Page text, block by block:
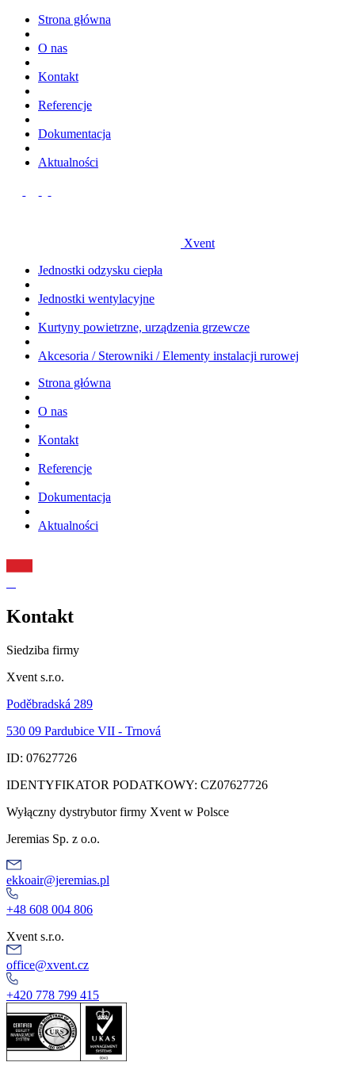
Strona główna
O nas
Kontakt
Referencje
Dokumentacja
Aktualności
Xvent
Jednostki odzysku ciepła
Jednostki wentylacyjne
Kurtyny powietrzne, urządzenia grzewcze
Akcesoria / Sterowniki / Elementy instalacji rurowej
Strona główna
O nas
Kontakt
Referencje
Dokumentacja
Aktualności
Kontakt
Siedziba firmy
Xvent s.r.o.
Poděbradská 289
530 09 Pardubice VII - Trnová
ID: 07627726
IDENTYFIKATOR PODATKOWY: CZ07627726
Wyłączny dystrybutor firmy Xvent w Polsce
Jeremias Sp. z o.o.
ekkoair@jeremias.pl
+48 608 004 806
Xvent s.r.o.
office@xvent.cz
+420 778 799 415